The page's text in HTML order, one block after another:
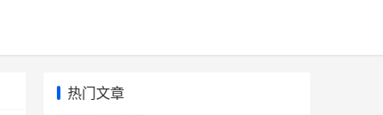
热门文章